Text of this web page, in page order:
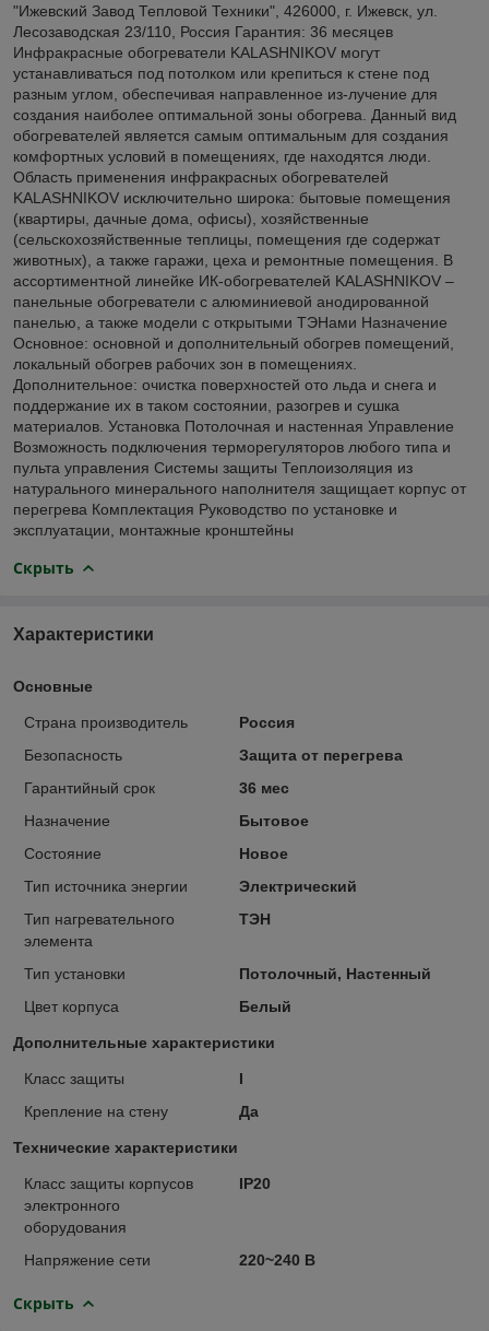
"Ижевский Завод Тепловой Техники", 426000, г. Ижевск, ул.
Лесозаводская 23/110, Россия Гарантия: 36 месяцев
Инфракрасные обогреватели KALASHNIKOV могут
устанавливаться под потолком или крепиться к стене под
разным углом, обеспечивая направленное из-лучение для
создания наиболее оптимальной зоны обогрева. Данный вид
обогревателей является самым оптимальным для создания
комфортных условий в помещениях, где находятся люди.
Область применения инфракрасных обогревателей
KALASHNIKOV исключительно широка: бытовые помещения
(квартиры, дачные дома, офисы), хозяйственные
(сельскохозяйственные теплицы, помещения где содержат
животных), а также гаражи, цеха и ремонтные помещения. В
ассортиментной линейке ИК-обогревателей KALASHNIKOV –
панельные обогреватели с алюминиевой анодированной
панелью, а также модели с открытыми ТЭНами Назначение
Основное: основной и дополнительный обогрев помещений,
локальный обогрев рабочих зон в помещениях.
Дополнительное: очистка поверхностей ото льда и снега и
поддержание их в таком состоянии, разогрев и сушка
материалов. Установка Потолочная и настенная Управление
Возможность подключения терморегуляторов любого типа и
пульта управления Системы защиты Теплоизоляция из
натурального минерального наполнителя защищает корпус от
перегрева Комплектация Руководство по установке и
эксплуатации, монтажные кронштейны
Скрыть
Характеристики
Основные
Страна производитель
Россия
Безопасность
Защита от перегрева
Гарантийный срок
36 мес
Назначение
Бытовое
Состояние
Новое
Тип источника энергии
Электрический
Тип нагревательного
элемента
ТЭН
Тип установки
Потолочный, Настенный
Цвет корпуса
Белый
Дополнительные характеристики
Класс защиты
I
Крепление на стену
Да
Технические характеристики
Класс защиты корпусов
электронного
оборудования
IP20
Напряжение сети 220~240 В
Скрыть